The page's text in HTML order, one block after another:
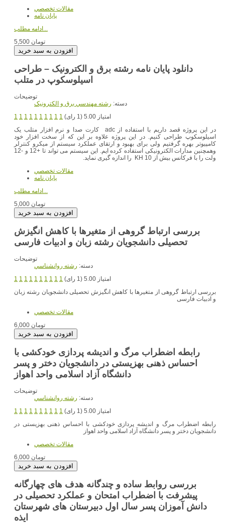
مقالات تخصصي
پایان نامه
ادامه مطلب...
5,500 تومان
دانلود پایان نامه رشته برق و الکترونیک – طراحی
اسیلوسکوپ در متلب
توضیحات
دسته: رشته مهندسي برق و الکترونيک
1 1 1 1 1 1 1 1 1 1
امتیاز 5.00 (1 رای)
در این پروژه قصد داریم با استفاده از adc کارت صدا و نرم افزار متلب یک
اسیلوسکوپ طراحی کنیم. در این پروژه علاوه بر این که از سخت افزار خود
کامپیوتر بهره گرفتیم ولی برای بهبود و ارتقای عملکرد سیستم از میکرو کنترلر
وهمچنین مدارات الکترونیکی استفاده کرده ایم. این سیستم می تواند تا +12 و -12
ولت را با فرکانس بیش از 10 KH را اندازه گیری نماید.
مقالات تخصصي
پایان نامه
ادامه مطلب...
5,000 تومان
بررسی ارتباط گروهی از متغیرها با کاهش انگیزش
تحصیلی دانشجویان رشته زبان و ادبیات فارسی
توضیحات
دسته: رشته روانشناسي
1 1 1 1 1 1 1 1 1 1
امتیاز 5.00 (1 رای)
بررسی ارتباط گروهی از متغیرها با کاهش انگیزش تحصیلی دانشجویان رشته زبان
و ادبیات فارسی
مقالات تخصصي
6,000 تومان
رابطه اضطراب مرگ و اندیشه پردازی خودکشی با
احساس ذهنی بهزیستی در دانشجویان دختر و پسر
دانشگاه آزاد اسلامی واحد اهواز
توضیحات
دسته: رشته روانشناسي
1 1 1 1 1 1 1 1 1 1
امتیاز 5.00 (1 رای)
رابطه اضطراب مرگ و اندیشه پردازی خودکشی با احساس ذهنی بهزیستی در
دانشجویان دختر و پسر دانشگاه آزاد اسلامی واحد اهواز
مقالات تخصصي
6,000 تومان
بررسی روابط ساده و چندگانه هدف های چهارگانه
پیشرفت با اضطراب امتحان و عملکرد تحصیلی در
دانش آموزان پسر سال اول دبیرستان های شهرستان
ایذه